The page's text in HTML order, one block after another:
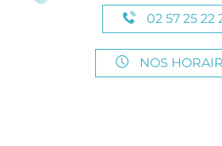
02 57 25 22
NOS